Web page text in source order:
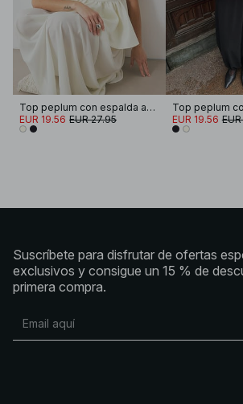
Top peplum con espalda abierta y tirantes
EUR 19.56 EUR 27.95
EUR 19.56
Suscríbete para disfrutar de ofertas
exclusivos y consigue un 15 % de
primera compra.